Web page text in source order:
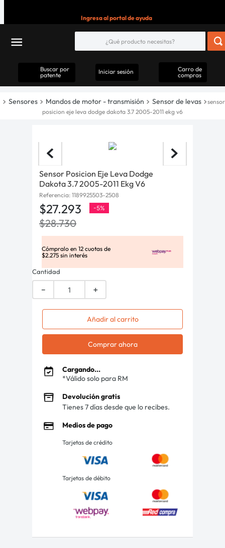
Ingresa al portal de ayuda
Buscar por
patente
Iniciar sesión
Carro de
compras
Sensores Mandos de motor - transmisión Sensor de levas
sensor
posicion eje leva dodge dakota 3.7 2005-2011 ekg v6
Sensor Posicion Eje Leva Dodge
Dakota 3.7 2005-2011 Ekg V6
Referencia: 1189925503-2508
$27.293 -5%
$28.730
Cómpralo en 12 cuotas de
$2.275 sin interés
Cantidad
＋
－
Añadir al carrito
Comprar ahora
Cargando...
*Válido solo para RM
Devolución gratis
Tienes 7 días desde que lo recibes.
Medios de pago
Tarjetas de crédito
Tarjetas de débito